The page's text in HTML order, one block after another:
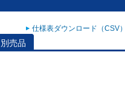
仕様表ダウンロード（CSV
別売品